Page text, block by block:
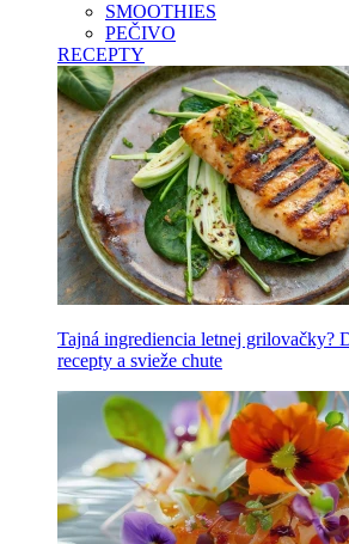
SMOOTHIES
PEČIVO
RECEPTY
Tajná ingrediencia letnej grilovačky?
recepty a svieže chute